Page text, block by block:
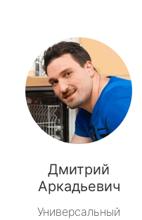
Дмитрий
Аркадьевич
Универсальный